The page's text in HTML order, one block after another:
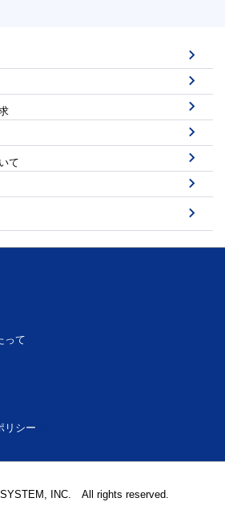
て
って
リシー
INC. All rights reserved.